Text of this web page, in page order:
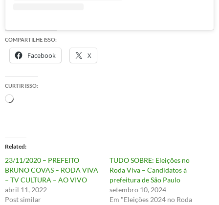
COMPARTILHE ISSO:
Facebook X
CURTIR ISSO:
Carregando...
Related
23/11/2020 – PREFEITO
BRUNO COVAS – RODA VIVA
– TV CULTURA – AO VIVO
abril 11, 2022
Post similar
TUDO SOBRE: Eleições no
Roda Viva – Candidatos à
prefeitura de São Paulo
setembro 10, 2024
Em "Eleições 2024 no Roda